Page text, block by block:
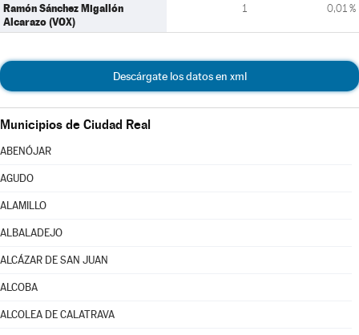
Ramón Sánchez Migallón
Alcarazo (VOX)
1 0,01 %
Descárgate los datos en xml
Municipios de Ciudad Real
ABENÓJAR
AGUDO
ALAMILLO
ALBALADEJO
ALCÁZAR DE SAN JUAN
ALCOBA
ALCOLEA DE CALATRAVA